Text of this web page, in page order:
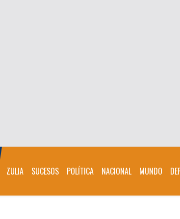
ZULIA SUCESOS POLÍTICA NACIONAL MUNDO